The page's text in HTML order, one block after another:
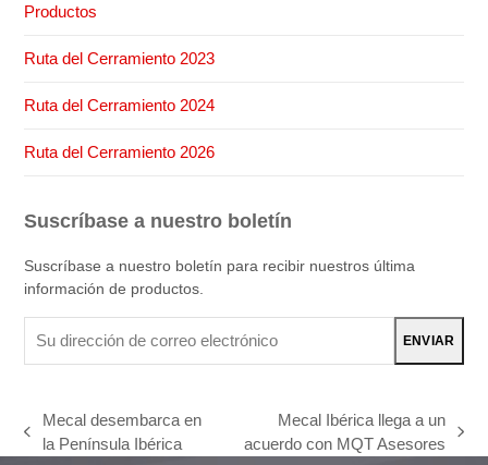
Productos
Ruta del Cerramiento 2023
Ruta del Cerramiento 2024
Ruta del Cerramiento 2026
Suscríbase a nuestro boletín
Suscríbase a nuestro boletín para recibir nuestros última
información de productos.
dirección
electrónico
ENVIAR
previous
Mecal desembarca en
la Península Ibérica
next
Mecal Ibérica llega a un
acuerdo con MQT Asesores